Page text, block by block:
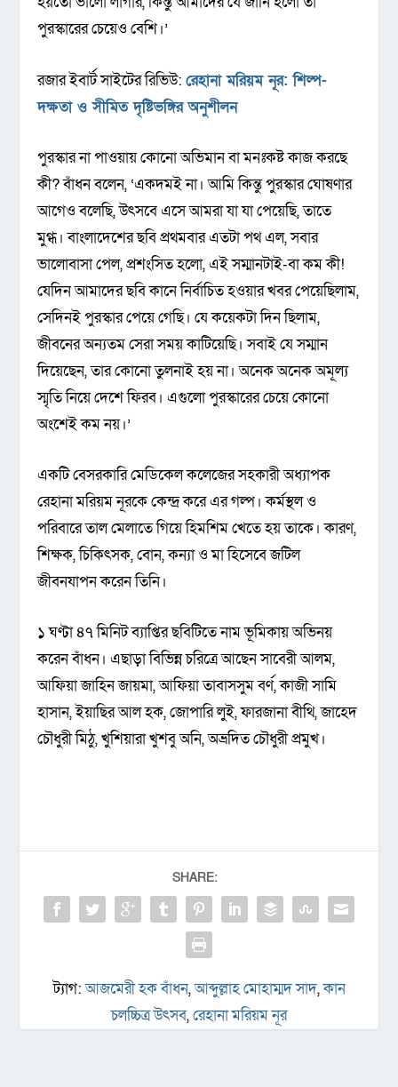
পুরস্কারের চেয়েও বেশি।’
রজার ইবার্ট সাইটের রিভিউ:রেহানা মরিয়ম নূর: শিল্প-
দক্ষতা ও সীমিত দৃষ্টিভঙ্গির অনুশীলন
পুরস্কার না পাওয়ায় কোনো অভিমান বা মনঃকষ্ট কাজ করছে
কী? বাঁধন বলেন, ‘একদমই না। আমি কিন্তু পুরস্কার ঘোষণার
আগেও বলেছি, উৎসবে এসে আমরা যা যা পেয়েছি, তাতে
মুগ্ধ। বাংলাদেশের ছবি প্রথমবার এতটা পথ এল, সবার
ভালোবাসা পেল, প্রশংসিত হলো, এই সম্মানটাই-বা কম কী!
যেদিন আমাদের ছবি কানে নির্বাচিত হওয়ার খবর পেয়েছিলাম,
সেদিনই পুরস্কার পেয়ে গেছি। যে কয়েকটা দিন ছিলাম,
জীবনের অন্যতম সেরা সময় কাটিয়েছি। সবাই যে সম্মান
দিয়েছেন, তার কোনো তুলনাই হয় না। অনেক অনেক অমূল্য
স্মৃতি নিয়ে দেশে ফিরব। এগুলো পুরস্কারের চেয়ে কোনো
অংশেই কম নয়।’
একটি বেসরকারি মেডিকেল কলেজের সহকারী অধ্যাপক
রেহানা মরিয়ম নূরকে কেন্দ্র করে এর গল্প। কর্মস্থল ও
পরিবারে তাল মেলাতে গিয়ে হিমশিম খেতে হয় তাকে। কারণ,
শিক্ষক, চিকিৎসক, বোন, কন্যা ও মা হিসেবে জটিল
জীবনযাপন করেন তিনি।
১ ঘণ্টা ৪৭ মিনিট ব্যাপ্তির ছবিটিতে নাম ভূমিকায় অভিনয়
করেন বাঁধন। এছাড়া বিভিন্ন চরিত্রে আছেন সাবেরী আলম,
আফিয়া জাহিন জায়মা, আফিয়া তাবাসসুম বর্ণ, কাজী সামি
হাসান, ইয়াছির আল হক, জোপারি লুই, ফারজানা বীথি, জাহেদ
চৌধুরী মিঠু, খুশিয়ারা খুশবু অনি, অভ্রদিত চৌধুরী প্রমুখ।
SHARE:
ট্যাগ:আজমেরী হক বাঁধন,আব্দুল্লাহ মোহাম্মদ সাদ,কান
চলচ্চিত্র উৎসব,রেহানা মরিয়ম নূর